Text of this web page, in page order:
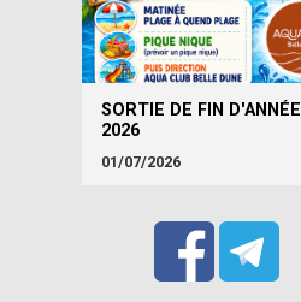
SORTIE DE FIN D'ANNÉE
2026
01/07/2026